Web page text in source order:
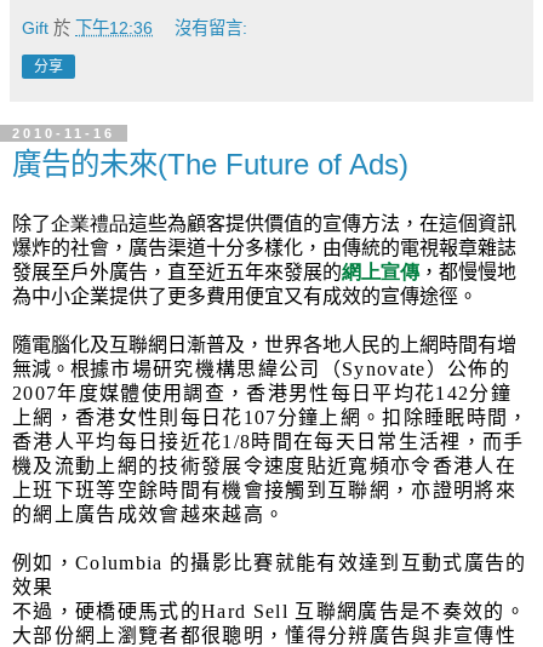
Gift 於 下午12:36 沒有留言:
分享
2010-11-16
廣告的未來(The Future of Ads)
除了企業禮品這些為顧客提供價值的宣傳方法，在這個資訊
爆炸的社會，廣告渠道十分多樣化，由傳統的電視報章雜誌
發展至戶外廣告，直至近五年來發展的網上宣傳，都慢慢地
為中小企業提供了更多費用便宜又有成效的宣傳途徑。
隨電腦化及互聯網日漸普及，世界各地人民的上網時間有增
無減。根據市場研究機構思緯公司（Synovate）公佈的
2007年度媒體使用調查，香港男性每日平均花142分鐘
上網，香港女性則每日花107分鐘上網。扣除睡眠時間，
香港人平均每日接近花1/8時間在每天日常生活裡，而手
機及流動上網的技術發展令速度貼近寬頻亦令香港人在
上班下班等空餘時間有機會接觸到互聯網，亦證明將來
的網上廣告成效會越來越高。
例如， Columbia 的攝影比賽就能有效達到互動式廣告的
效果
不過，硬橋硬馬式的Hard Sell 互聯網廣告是不奏效的。
大部份網上瀏覽者都很聰明，懂得分辨廣告與非宣傳性